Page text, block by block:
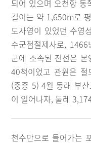
되어 있으며 오천항 동
길이는 약 1,650m로
도사영이 있었던 수영
수군첨절제사로,
군에 소속된 전선은
40척이었고 관원은
(중종 5) 4월 동래 부산
이 일어나자, 둘레
천수만으로 들어가는